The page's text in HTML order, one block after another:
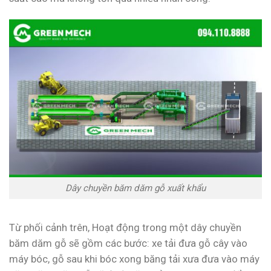
Dây chuyền băm dăm gỗ xuất khẩu
Từ phối cảnh trên, Hoạt động trong một dây chuyền
băm dăm gỗ sẽ gồm các bước: xe tải đưa gỗ cây vào
máy bóc, gỗ sau khi bóc xong băng tải xưa đưa vào máy